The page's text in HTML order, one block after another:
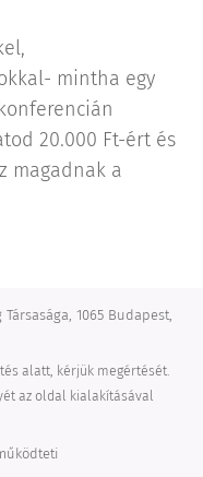
mintha egy
20.000 Ft-ért és
magadnak a
1065 Budapest,
alatt, kérjük megértését.
az oldal kialakításával